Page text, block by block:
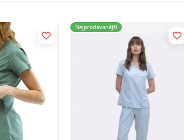
Nejprodávanější